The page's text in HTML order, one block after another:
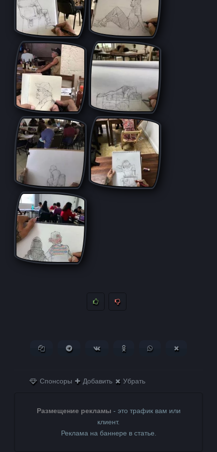
Копировать ссылкуПоделиться в Telegram
Поделиться ВКонтактеПоделиться в
Поделиться в
Спонсоры Добавить Убрать
Размещение рекламы - это трафик вам или
клиент.
Реклама на баннере в статье.